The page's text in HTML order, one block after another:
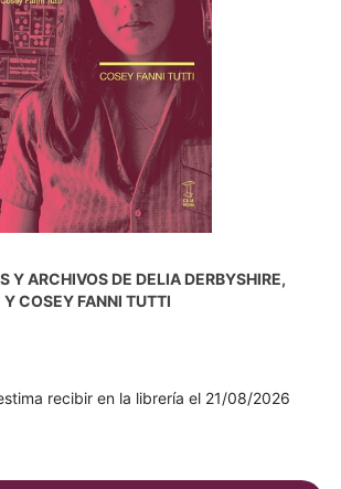
Y ARCHIVOS DE DELIA DERBYSHIRE,
COSEY FANNI TUTTI
recibir en la librería el 21/08/2026